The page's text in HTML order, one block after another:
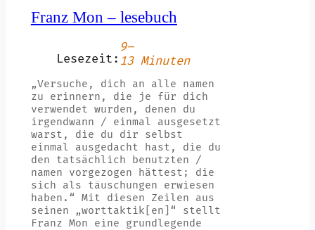
Franz Mon – lesebuch
Lesezeit:
9–
13 Minuten
„Versuche, dich an alle namen
zu erinnern, die je für dich
verwendet wurden, denen du
irgendwann / einmal ausgesetzt
warst, die du dir selbst
einmal ausgedacht hast, die du
den tatsächlich benutzten /
namen vorgezogen hättest; die
sich als täuschungen erwiesen
haben.“ Mit diesen Zeilen aus
seinen „worttaktik[en]“ stellt
Franz Mon eine grundlegende